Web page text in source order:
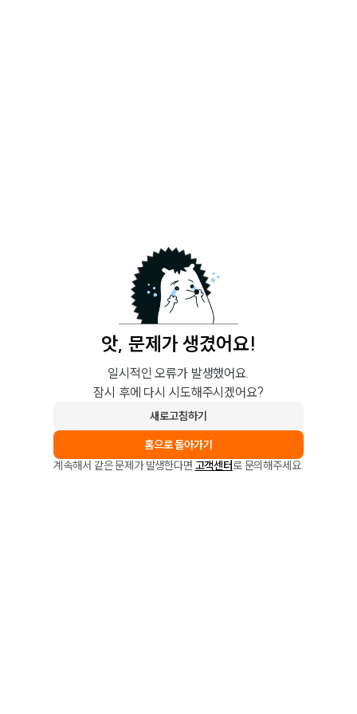
앗, 문제가 생겼어요!
일시적인 오류가 발생했어요.
잠시 후에 다시 시도해주시겠어요?
새로고침하기
홈으로 돌아가기
계속해서 같은 문제가 발생한다면 고객센터로 문의해주세요.